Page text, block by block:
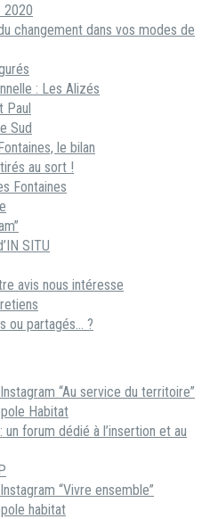
2020
changement dans vos modes de
: Les Alizés
Paul
Sud
le bilan
au sort !
Fontaines
SITU
avis nous intéresse
ou partagés… ?
“Au service du territoire”
Habitat
forum dédié à l’insertion et au
“Vivre ensemble”
habitat